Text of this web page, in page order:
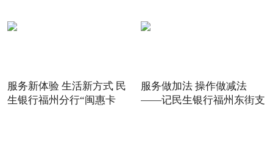
服务新体验 生活新方式 民
生银行福州分行“闽惠卡
服务做加法 操作做减法
——记民生银行福州东街支